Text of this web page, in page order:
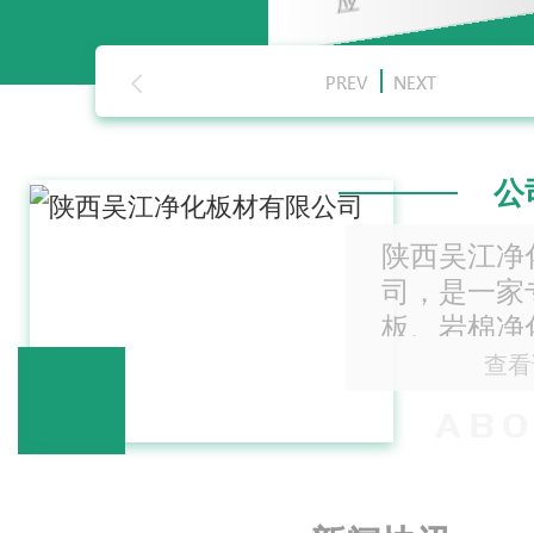
公
陕西吴江
司，是一
板、岩棉
化板、硫
化材料生
查